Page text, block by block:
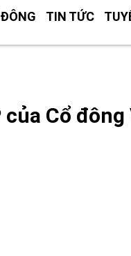
TIN TỨC
Cổ đông